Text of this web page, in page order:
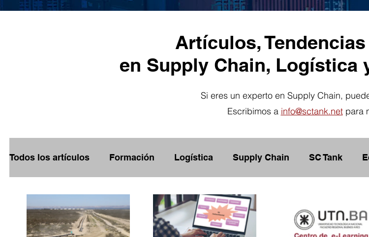
Artículos,
en Supply Chain, Logística
Si eres un experto en Supply Chain,
Escribimos a info@sctank.net para
Todos los artículos Formación Logística Supply Chain SC Tank
Empleo Comercio Exterior Capacitación Lean Management